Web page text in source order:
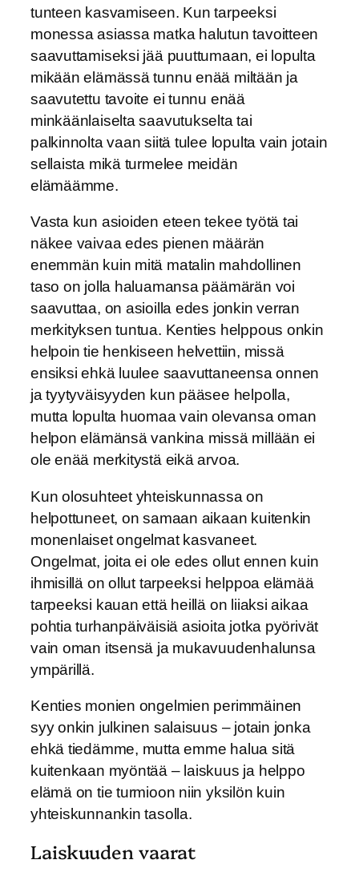
tunteen kasvamiseen. Kun tarpeeksi
monessa asiassa matka halutun tavoitteen
saavuttamiseksi jää puuttumaan, ei lopulta
mikään elämässä tunnu enää miltään ja
saavutettu tavoite ei tunnu enää
minkäänlaiselta saavutukselta tai
palkinnolta vaan siitä tulee lopulta vain jotain
sellaista mikä turmelee meidän
elämäämme.
Vasta kun asioiden eteen tekee työtä tai
näkee vaivaa edes pienen määrän
enemmän kuin mitä matalin mahdollinen
taso on jolla haluamansa päämärän voi
saavuttaa, on asioilla edes jonkin verran
merkityksen tuntua. Kenties helppous onkin
helpoin tie henkiseen helvettiin, missä
ensiksi ehkä luulee saavuttaneensa onnen
ja tyytyväisyyden kun pääsee helpolla,
mutta lopulta huomaa vain olevansa oman
helpon elämänsä vankina missä millään ei
ole enää merkitystä eikä arvoa.
Kun olosuhteet yhteiskunnassa on
helpottuneet, on samaan aikaan kuitenkin
monenlaiset ongelmat kasvaneet.
Ongelmat, joita ei ole edes ollut ennen kuin
ihmisillä on ollut tarpeeksi helppoa elämää
tarpeeksi kauan että heillä on liiaksi aikaa
pohtia turhanpäiväisiä asioita jotka pyörivät
vain oman itsensä ja mukavuudenhalunsa
ympärillä.
Kenties monien ongelmien perimmäinen
syy onkin julkinen salaisuus – jotain jonka
ehkä tiedämme, mutta emme halua sitä
kuitenkaan myöntää – laiskuus ja helppo
elämä on tie turmioon niin yksilön kuin
yhteiskunnankin tasolla.
Laiskuuden vaarat